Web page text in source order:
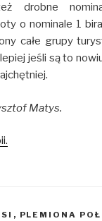
drobne
o nominale 1
całe grupy
jeśli są to
Matys.
, PLEMIONA